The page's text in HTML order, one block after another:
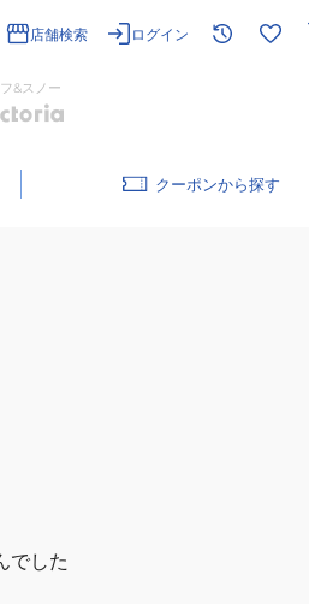
店舗検索 ログイン
&スノー
クーポン
でした